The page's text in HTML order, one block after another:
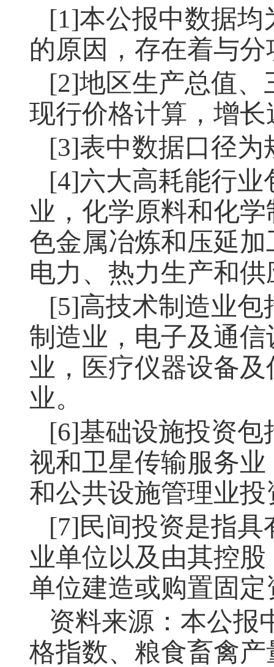
[1]本公报中数据
的原因，存在着与
[2]地区生产总值
现行价格计算，增
[3]表中数据口径
[4]六大高耗能行
业，化学原料和化
色金属冶炼和压延
电力、热力生产和供
[5]高技术制造业
制造业，电子及通
业，医疗仪器设备
业。
[6]基础设施投资
视和卫星传输服务
和公共设施管理业投
[7]民间投资是指
业单位以及由其控
单位建造或购置固
资料来源：本公报
格指数、粮食畜禽